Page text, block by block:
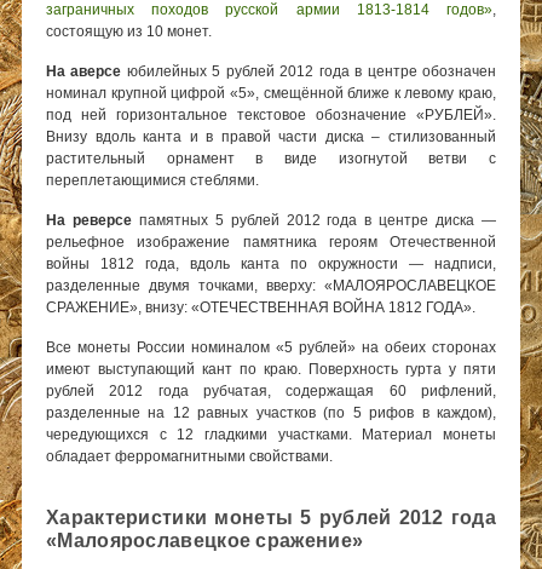
заграничных походов русской армии 1813-1814 годов»,
состоящую из 10 монет.
На аверсе юбилейных 5 рублей 2012 года в центре обозначен
номинал крупной цифрой «5», смещённой ближе к левому краю,
под ней горизонтальное текстовое обозначение «РУБЛЕЙ».
Внизу вдоль канта и в правой части диска – стилизованный
растительный орнамент в виде изогнутой ветви с
переплетающимися стеблями.
На реверсепамятных 5 рублей 2012 года в центре диска —
рельефное изображение памятника героям Отечественной
войны 1812 года, вдоль канта по окружности — надписи,
разделенные двумя точками, вверху: «МАЛОЯРОСЛАВЕЦКОЕ
СРАЖЕНИЕ», внизу: «ОТЕЧЕСТВЕННАЯ ВОЙНА 1812 ГОДА».
Все монеты России номиналом «5 рублей» на обеих сторонах
имеют выступающий кант по краю. Поверхность гурта у пяти
рублей 2012 года рубчатая, содержащая 60 рифлений,
разделенные на 12 равных участков (по 5 рифов в каждом),
чередующихся с 12 гладкими участками. Материал монеты
обладает ферромагнитными свойствами.
Характеристики монеты 5 рублей 2012 года
«Малоярославецкое сражение»